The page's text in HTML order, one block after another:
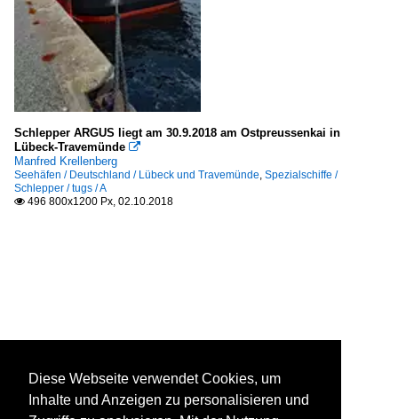
Schlepper ARGUS liegt am 30.9.2018 am Ostpreussenkai in
Lübeck-Travemünde 
Manfred Krellenberg
Seehäfen / Deutschland / Lübeck und Travemünde, Spezialschiffe /
Schlepper / tugs / A
 496 800x1200 Px, 02.10.2018
Diese Webseite verwendet Cookies, um
Inhalte und Anzeigen zu personalisieren und